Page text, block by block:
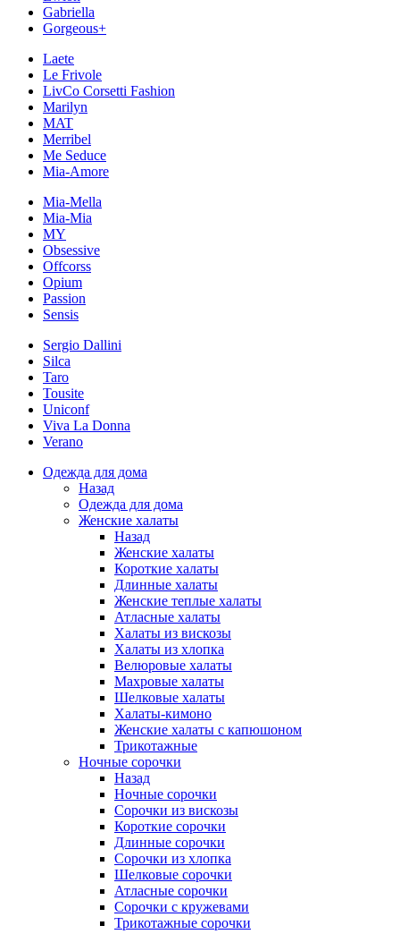
Gabriella
Gorgeous+
Laete
Le Frivole
LivCo Corsetti Fashion
Marilyn
MAT
Merribel
Me Seduce
Mia-Amore
Mia-Mella
Mia-Mia
MY
Obsessive
Offcorss
Opium
Passion
Sensis
Sergio Dallini
Silca
Taro
Tousite
Uniconf
Viva La Donna
Verano
Одежда для дома
Назад
Одежда для дома
Женские халаты
Назад
Женские халаты
Короткие халаты
Длинные халаты
Женские теплые халаты
Атласные халаты
Халаты из вискозы
Халаты из хлопка
Велюровые халаты
Махровые халаты
Шелковые халаты
Халаты-кимоно
Женские халаты с капюшоном
Трикотажные
Ночные сорочки
Назад
Ночные сорочки
Сорочки из вискозы
Короткие сорочки
Длинные сорочки
Сорочки из хлопка
Шелковые сорочки
Атласные сорочки
Сорочки с кружевами
Трикотажные сорочки